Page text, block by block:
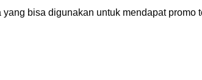
bisa digunakan untuk mendapat promo